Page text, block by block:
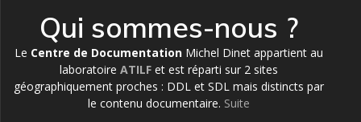
Qui sommes-nous ?
Le Centre de Documentation Michel Dinet appartient au
laboratoire ATILF et est réparti sur 2 sites
géographiquement proches : DDL et SDL mais distincts par
le contenu documentaire. Suite